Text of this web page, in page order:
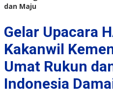
dan Maju
Gelar Upacara
Kakanwil
Umat Rukun
Indonesia